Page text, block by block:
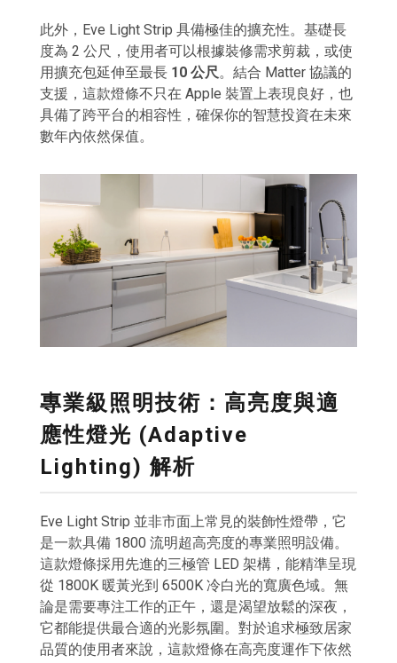
此外，Eve Light Strip 具備極佳的擴充性。基礎長
度為 2 公尺，使用者可以根據裝修需求剪裁，或使
用擴充包延伸至最長 10 公尺 。結合 Matter 協議的
支援，這款燈條不只在 Apple 裝置上表現良好，也
具備了跨平台的相容性，確保你的智慧投資在未來
數年內依然保值。
專業級照明技術：高亮度與適
應性燈光 (Adaptive
Lighting) 解析
Eve Light Strip 並非市面上常見的裝飾性燈帶，它
是一款具備 1800 流明超高亮度的專業照明設備。
這款燈條採用先進的三極管 LED 架構，能精準呈現
從 1800K 暖黃光到 6500K 冷白光的寬廣色域。無
論是需要專注工作的正午，還是渴望放鬆的深夜，
它都能提供最合適的光影氛圍。對於追求極致居家
品質的使用者來說，這款燈條在高亮度運作下依然